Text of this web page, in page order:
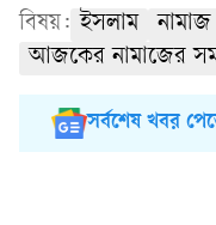
বিষয়: ইসলাম নামাজ
আজকের নামাজের
সর্বশেষ খবর